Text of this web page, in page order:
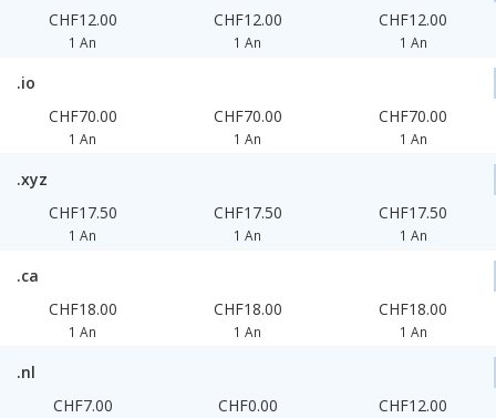
CHF12.00
1 An
CHF12.00
1 An
CHF12.00
1 An
.io
CHF70.00
1 An
CHF70.00
1 An
CHF70.00
1 An
.xyz
CHF17.50
1 An
CHF17.50
1 An
CHF17.50
1 An
.ca
CHF18.00
1 An
CHF18.00
1 An
CHF18.00
1 An
.nl
CHF7.00
CHF0.00 CHF12.00